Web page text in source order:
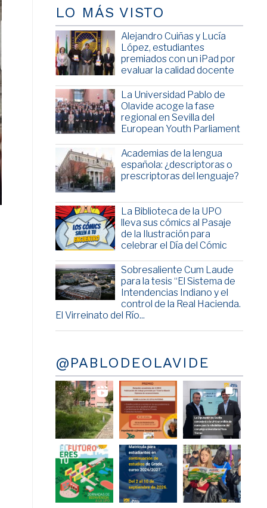
LO MÁS VISTO
Alejandro Cuiñas y Lucía
López, estudiantes
premiados con un iPad por
evaluar la calidad docente
La Universidad Pablo de
Olavide acoge la fase
regional en Sevilla del
European Youth Parliament
Academias de la lengua
española: ¿descriptoras o
prescriptoras del lenguaje?
La Biblioteca de la UPO
lleva sus cómics al Pasaje
de la Ilustración para
celebrar el Día del Cómic
Sobresaliente Cum Laude
para la tesis “El Sistema de
Intendencias Indiano y el
control de la Real Hacienda.
El Virreinato del Río...
@PABLODEOLAVIDE